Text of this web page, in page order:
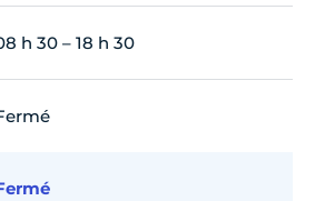
h 30 – 18 h 30